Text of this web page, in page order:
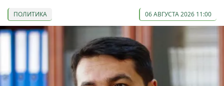
ПОЛИТИКА 06 АВГУСТА 2026 11:00